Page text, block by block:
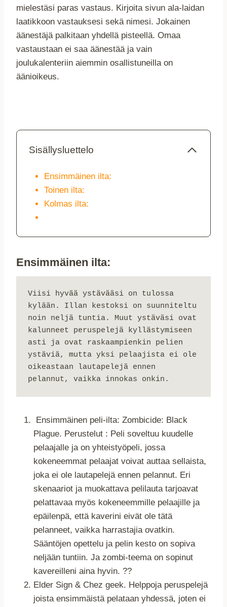
mielestäsi paras vastaus. Kirjoita sivun ala-laidan
laatikkoon vastauksesi sekä nimesi. Jokainen
äänestäjä palkitaan yhdellä pisteellä. Omaa
vastaustaan ei saa äänestää ja vain
joulukalenteriin aiemmin osallistuneilla on
äänioikeus.
Sisällysluettelo
Ensimmäinen ilta:
Toinen ilta:
Kolmas ilta:
Ensimmäinen ilta:
Viisi hyvää ystävääsi on tulossa
kylään. Illan kestoksi on suunniteltu
noin neljä tuntia. Muut ystäväsi ovat
kalunneet peruspelejä kyllästymiseen
asti ja ovat raskaampienkin pelien
ystäviä, mutta yksi pelaajista ei ole
oikeastaan lautapelejä ennen
pelannut, vaikka innokas onkin.
Ensimmäinen peli-ilta: Zombicide: Black
Plague. Perustelut : Peli soveltuu kuudelle
pelaajalle ja on yhteistyöpeli, jossa
kokeneemmat pelaajat voivat auttaa sellaista,
joka ei ole lautapelejä ennen pelannut. Eri
skenaariot ja muokattava pelilauta tarjoavat
pelattavaa myös kokeneemmille pelaajille ja
epäilenpä, että kaverini eivät ole tätä
pelanneet, vaikka harrastajia ovatkin.
Sääntöjen opettelu ja pelin kesto on sopiva
neljään tuntiin. Ja zombi-teema on sopinut
kavereilleni aina hyvin. ??
Elder Sign & Chez geek. Helppoja peruspelejä
joista ensimmäistä pelataan yhdessä, joten ei